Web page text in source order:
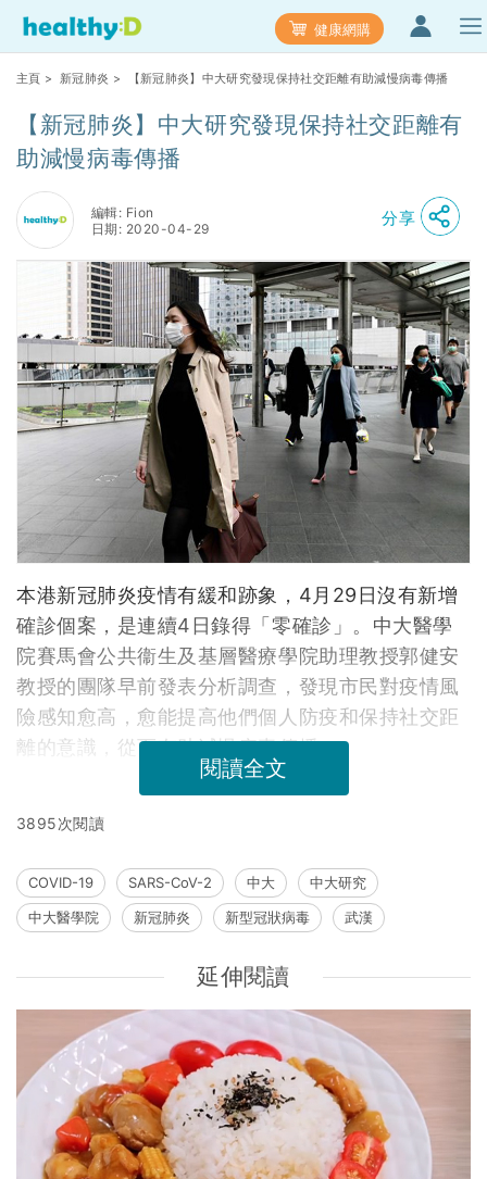
健康網購
主頁 > 新冠肺炎 > 【新冠肺炎】中大研究發現保持社交距離有助減慢病毒傳播
【新冠肺炎】中大研究發現保持社交距離有
助減慢病毒傳播
編輯: Fion
日期: 2020-04-29
分享
本港新冠肺炎疫情有緩和跡象，4月29日沒有新增
確診個案，是連續4日錄得「零確診」。中大醫學
院賽馬會公共衞生及基層醫療學院助理教授郭健安
教授的團隊早前發表分析調查，發現市民對疫情風
險感知愈高，愈能提高他們個人防疫和保持社交距
離的意識，從而有助減慢病毒傳播。
閱讀全文
3895次閱讀
COVID-19 SARS-CoV-2 中大
中大研究
中大醫學院
新冠肺炎 新型冠狀病毒 武漢
延伸閱讀